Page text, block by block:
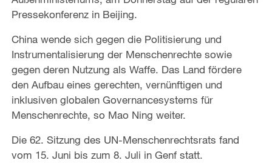
Pressekonferenz in Beijing.
China wende sich gegen die Politisierung und
Instrumentalisierung der Menschenrechte sowie
gegen deren Nutzung als Waffe. Das Land fördere
den Aufbau eines gerechten, vernünftigen und
inklusiven globalen Governancesystems für
Menschenrechte, so Mao Ning weiter.
Die 62. Sitzung des UN-Menschenrechtsrats fand
vom 15. Juni bis zum 8. Juli in Genf statt.